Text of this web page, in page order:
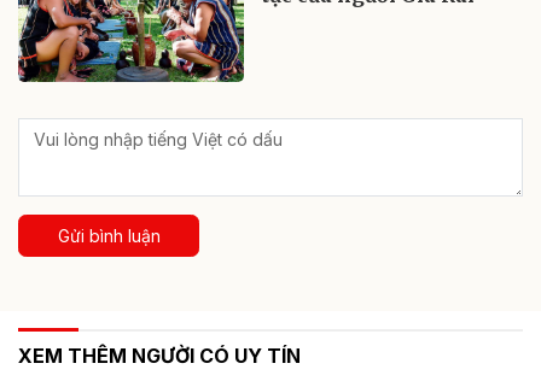
Gửi bình luận
XEM THÊM NGƯỜI CÓ UY TÍN